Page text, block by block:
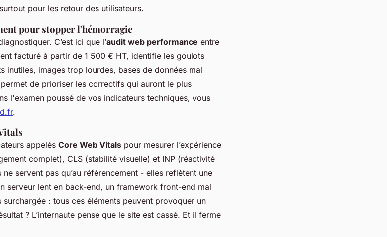
pour les retour des utilisateurs.
pour stopper l'hémorragie
C’est ici que l’audit web performance entre
facturé à partir de 1 500 € HT, identifie les goulots
inutiles, images trop lourdes, bases de données mal
de prioriser les correctifs qui auront le plus
l'examen poussé de vos indicateurs techniques, vous
.
appelés Core Web Vitals pour mesurer l’expérience
complet), CLS (stabilité visuelle) et INP (réactivité
servent pas qu’au référencement - elles reflètent une
serveur lent en back-end, un framework front-end mal
: tous ces éléments peuvent provoquer un
? L’internaute pense que le site est cassé. Et il ferme